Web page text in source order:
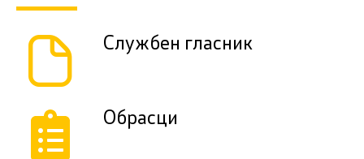
Службен гласник
Обрасци